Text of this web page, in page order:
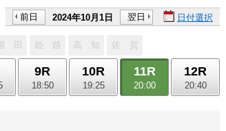
前日 2024年10月1日 翌日 日付選択
田 姫 路 高 知
佐 賀
9R
18:50
10R
19:25
11R
20:00
12R
20:40